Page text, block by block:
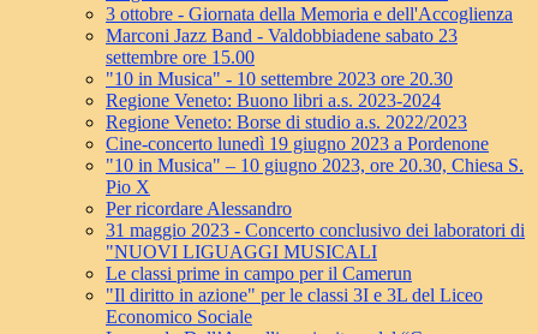
3 ottobre - Giornata della Memoria e dell'Accoglienza
Marconi Jazz Band - Valdobbiadene sabato 23
settembre ore 15.00
"10 in Musica" - 10 settembre 2023 ore 20.30
Regione Veneto: Buono libri a.s. 2023-2024
Regione Veneto: Borse di studio a.s. 2022/2023
Cine-concerto lunedì 19 giugno 2023 a Pordenone
"10 in Musica" – 10 giugno 2023, ore 20.30, Chiesa S.
Pio X
Per ricordare Alessandro
31 maggio 2023 - Concerto conclusivo dei laboratori di
"NUOVI LIGUAGGI MUSICALI
Le classi prime in campo per il Camerun
"Il diritto in azione" per le classi 3I e 3L del Liceo
Economico Sociale